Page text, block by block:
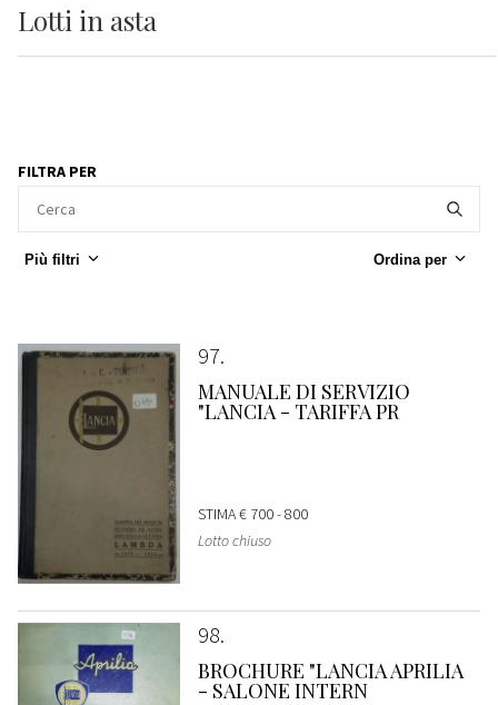
Lotti in asta
FILTRA PER
Più filtri Ordina per
97
MANUALE DI SERVIZIO
"LANCIA - TARIFFA PR
STIMA€ 700 - 800
Lotto chiuso
98
BROCHURE "LANCIA APRILIA
- SALONE INTERN